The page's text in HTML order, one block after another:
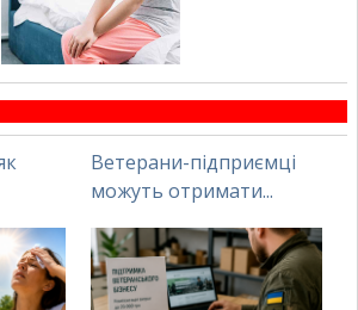
Ветерани-підприємці
можуть отримати...